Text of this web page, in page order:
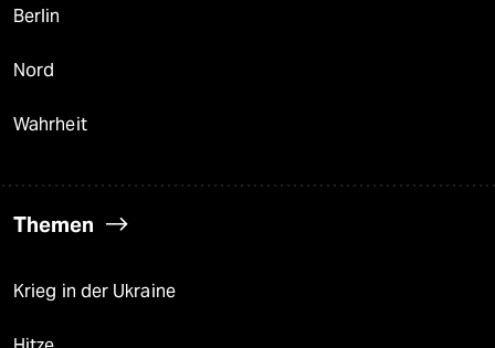
Berlin
Nord
Wahrheit
Themen
Krieg in der Ukraine